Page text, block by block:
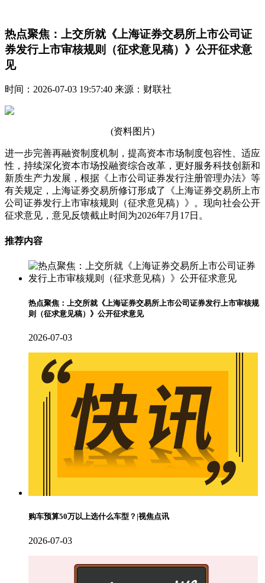
热点聚焦：上交所就《上海证券交易所上市公司证
券发行上市审核规则（征求意见稿）》公开征求意
见
时间：2026-07-03 19:57:40 来源：财联社
(资料图片)
进一步完善再融资制度机制，提高资本市场制度包容性、适应
性，持续深化资本市场投融资综合改革，更好服务科技创新和
新质生产力发展，根据《上市公司证券发行注册管理办法》等
有关规定，上海证券交易所修订形成了《上海证券交易所上市
公司证券发行上市审核规则（征求意见稿）》。现向社会公开
征求意见，意见反馈截止时间为2026年7月17日。
推荐内容
热点聚焦：上交所就《上海证券交易所上市公司证券发行上市审核规
则（征求意见稿）》公开征求意见
2026-07-03
购车预算50万以上选什么车型？|视焦点讯
2026-07-03